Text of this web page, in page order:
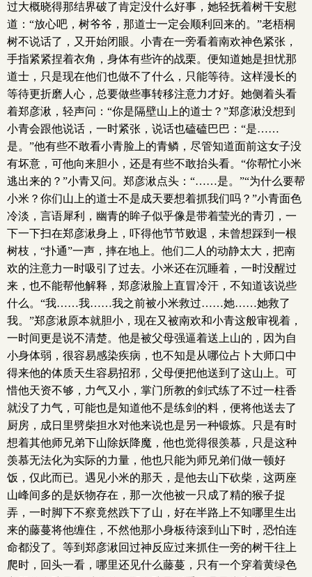
过大概晓得那结界破了肯定没什么好事，她轻抚着树干安慰
道：“放心吧，树爷爷，那道士一定会顺利回来的。”老梧桐
树不说话了，又开始闭眼。小青在一旁看着南欢神色紧张，
手指紧紧捏着衣角，身体有些许的战栗。便知道她是担忧那
道士，只是现在他们也做不了什么，只能等待。这样漫长的
等待更折磨人心，总要做些事转移注意力才好。她侧着头看
着郑彦湫，轻声问：“你是隔壁山上的道士？”郑彦湫没想到
小青会跟他说话，一时紧张，说话也磕磕巴巴：“是……
是。”他有些不敢看小青脸上的青鳞，尽管知道面前这女子没
有坏意，可他向来胆小，还是有些不敢抬头看。“你帮忙小米
逃出来的？”小青又问。郑彦湫点头：“……是。”“为什么要帮
小米？你们山上的道士不是成天要想着抓我们吗？”小青面色
冷淡，言语犀利，幽青的眸子似乎像是带着莹光的青刃，一
下一下扫在郑彦湫身上，吓得他节节败退，未曾想踩到一根
树枝，“扑通”一声，摔在地上。他们二人的动静太大，把南
欢的注意力一时吸引了过去。小米还在沉睡着，一时没醒过
来，也不能帮他解释，郑彦湫脸上直冒冷汗，不知道该说些
什么。“我……我……我之前被小米救过……她……她救了
我。”郑彦湫原本就胆小，现在又被南欢和小青这般审视着，
一时间更是说不清楚。他是被父母强逼着送上山的，因为自
小身体弱，很容易感染疾病，也不知是从哪位占卜大师口中
得来他的体质天生容易招邪，父母便把他送到了这山上。可
惜他天资不够，力气又小，掌门所教的剑式练了不过一柱香
就没了力气，可能也是知道他不是练剑的料，便将他送去了
厨房，成日里劈柴担水对他来说也是另一种锻炼。只是有时
想着其他师兄弟下山除妖降魔，他也觉得很羡慕，只是这种
羡慕无法化为实际的力量，他也只能为师兄弟们做一顿好
饭，仅此而已。遇见小米的那天，是他去山下砍柴，这两座
山峰间多的是妖物存在，那一次他被一只成了精的猴子捉
弄，一时脚下不察竟然跌下了山，好在半路上不知哪里生出
来的藤蔓将他缠住，不然他那小身板待滚到山下时，恐怕连
命都没了。等到郑彦湫回过神反应过来抓住一旁的树干往上
爬时，回头一看，哪里还见什么藤蔓，只有一个穿着黄绿色